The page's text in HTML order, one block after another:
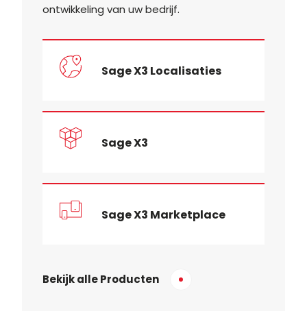
ontwikkeling van uw bedrijf.
Sage X3 Localisaties
Sage X3
Sage X3 Marketplace
Bekijk alle Producten